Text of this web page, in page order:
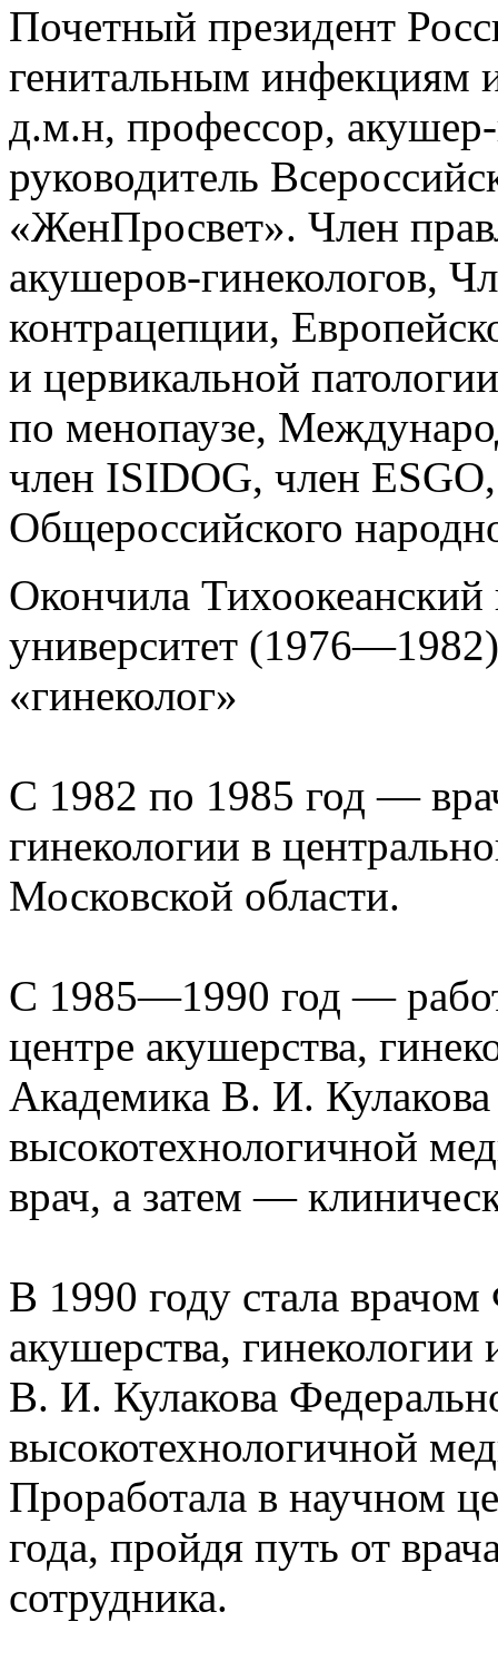
Почетный президент
генитальным инфекциям
д.м.н, профессор, акушер-
руководитель
«ЖенПросвет». Член
акушеров-гинекологов,
контрацепции,
и цервикальной
по менопаузе,
член ISIDOG, член
Общероссийского
Окончила
университет
«гинеколог»
С 1982 по 1985 год —
гинекологии в
Московской области.
С 1985—1990 год —
центре акушерства,
Академика В. И. Кулакова
высокотехнологичной
врач, а затем —
В 1990 году стала
акушерства,
В. И. Кулакова
высокотехнологичной
Проработала в научном
года, пройдя путь от
сотрудника.